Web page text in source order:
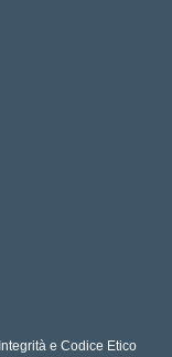
Integrità e Codice Etico